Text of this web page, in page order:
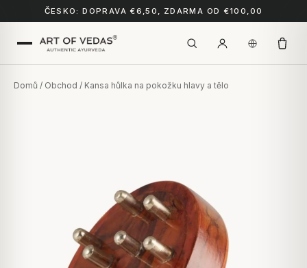
ČESKO: DOPRAVA €6,50, ZDARMA OD €100,00
Domů / Obchod / Kansa hůlka na pokožku hlavy a tělo